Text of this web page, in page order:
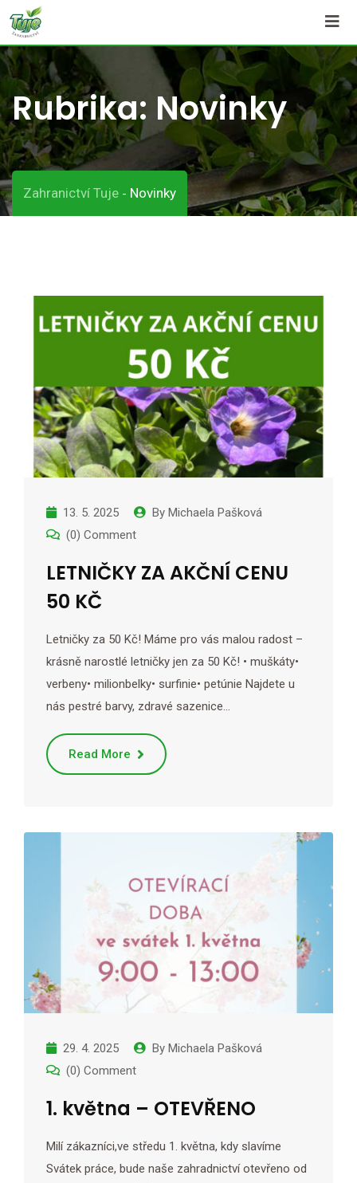
Skip
content
Rubrika: Novinky
Zahranictví Tuje - Novinky
13. 5. 2025 By Michaela Pašková
(0) Comment
LETNIČKY ZA AKČNÍ CENU
50 KČ
Letničky za 50 Kč! Máme pro vás malou radost –
krásně narostlé letničky jen za 50 Kč! • muškáty•
verbeny• milionbelky• surfinie• petúnie Najdete u
nás pestré barvy, zdravé sazenice…
Read More
29. 4. 2025 By Michaela Pašková
(0) Comment
1. května – OTEVŘENO
Milí zákazníci,ve středu 1. května, kdy slavíme
Svátek práce, bude naše zahradnictví otevřeno od